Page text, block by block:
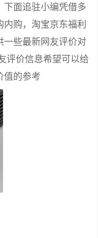
下面追驻小编凭借多
购，淘宝京东福利
一些最新网友评价对
评价信息希望可以给
值的参考